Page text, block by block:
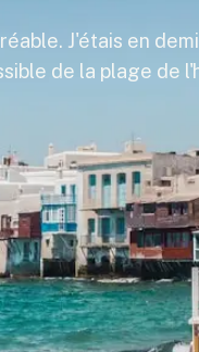
J'étais en
de la plage de